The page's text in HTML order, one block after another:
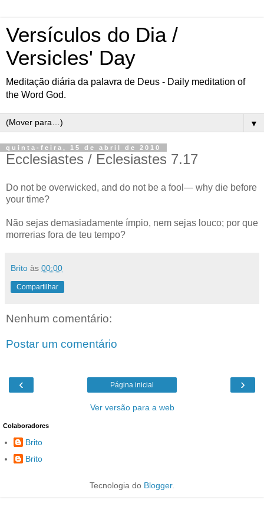
Versículos do Dia /
Versicles' Day
Meditação diária da palavra de Deus - Daily meditation of
the Word God.
▼
quinta-feira, 15 de abril de 2010
Ecclesiastes / Eclesiastes 7.17
Do not be overwicked, and do not be a fool— why die before
your time?
Não sejas demasiadamente ímpio, nem sejas louco; por que
morrerias fora de teu tempo?
Brito às 00:00
Compartilhar
Nenhum comentário:
Postar um comentário
‹ ›
Página inicial
Ver versão para a web
Colaboradores
Brito
Brito
Tecnologia do Blogger.